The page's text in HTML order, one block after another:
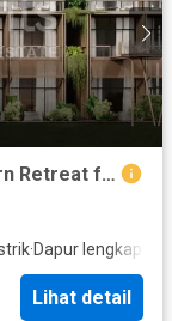
Seseh Serenity Apartments, A Modern Retreat for Living and Investing
·Dapur lengkap
Lihat detail